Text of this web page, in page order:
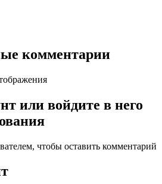
комментарии
или войдите в него
чтобы оставить комментарий